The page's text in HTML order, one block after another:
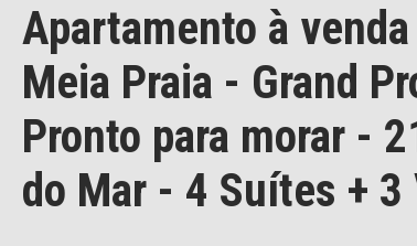
Apartamento à
Meia Praia - Grand
Pronto para morar -
do Mar - 4 Suítes + 3